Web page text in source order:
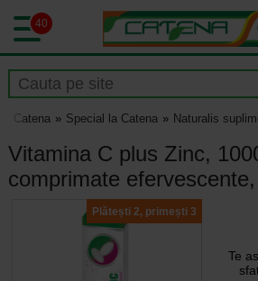
40
Catena Special la Catena Naturalis
Vitamina C plus Zinc,
comprimate
Plătești 2, primești 3
Te